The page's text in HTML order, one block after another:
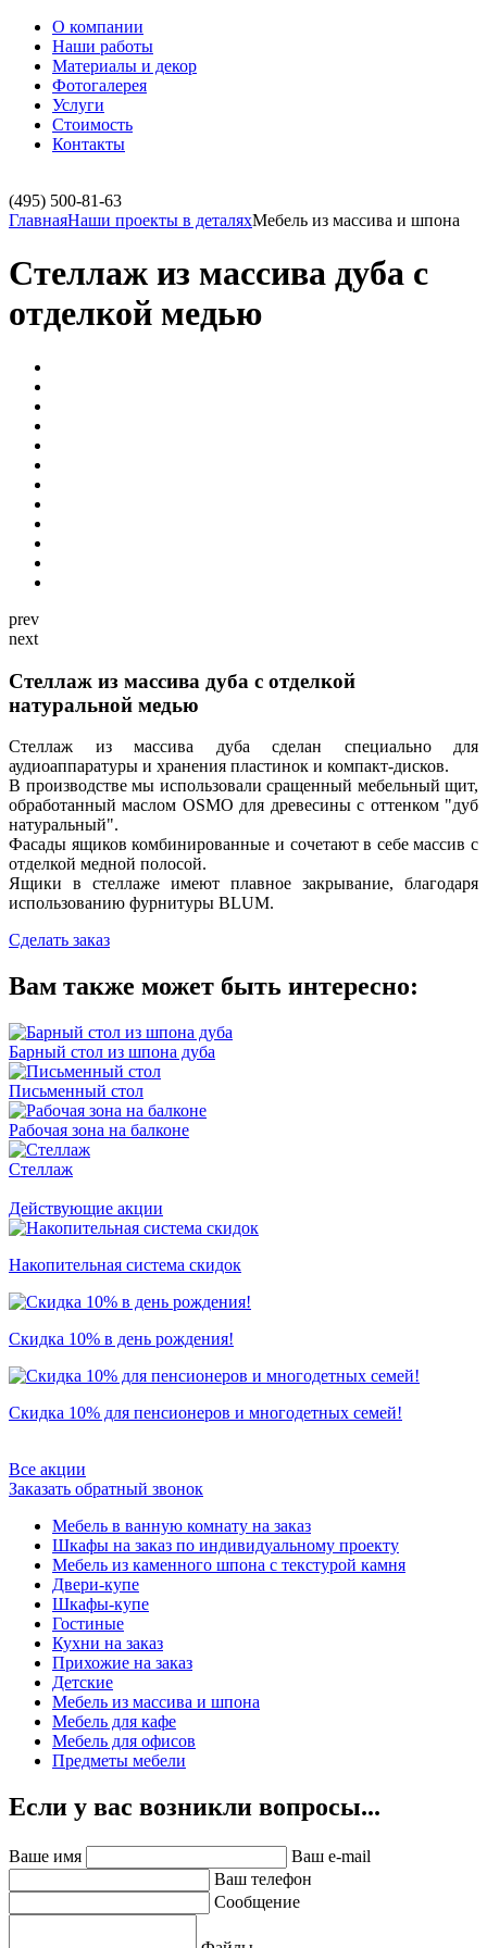
О компании
Наши работы
Материалы и декор
Фотогалерея
Услуги
Стоимость
Контакты
(495) 500-81-63
ГлавнаяНаши проекты в деталяхМебель из массива и шпона
Стеллаж из массива дуба с
отделкой медью
prev
next
Стеллаж из массива дуба с отделкой
натуральной медью
Стеллаж из массива дуба сделан специально для
аудиоаппаратуры и хранения пластинок и компакт-дисков.
В производстве мы использовали сращенный мебельный щит,
обработанный маслом OSMO для древесины с оттенком "дуб
натуральный".
Фасады ящиков комбинированные и сочетают в себе массив с
отделкой медной полосой.
Ящики в стеллаже имеют плавное закрывание, благодаря
использованию фурнитуры BLUM.
Сделать заказ
Вам также может быть интересно:
Барный стол из шпона дуба
Письменный стол
Рабочая зона на балконе
Стеллаж
Действующие акции
Накопительная система скидок
Скидка 10% в день рождения!
Скидка 10% для пенсионеров и многодетных семей!
Все акции
Заказать обратный звонок
Мебель в ванную комнату на заказ
Шкафы на заказ по индивидуальному проекту
Мебель из каменного шпона с текстурой камня
Двери-купе
Шкафы-купе
Гостиные
Кухни на заказ
Прихожие на заказ
Детские
Мебель из массива и шпона
Мебель для кафе
Мебель для офисов
Предметы мебели
Если у вас возникли вопросы...
Ваше имя
Ваш e-mail
Ваш телефон
Сообщение